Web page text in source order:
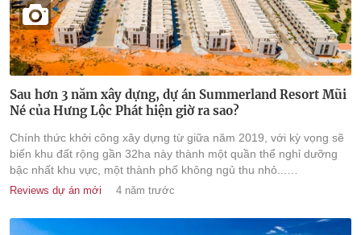
Sau hơn 3 năm xây dựng, dự án Summerland Resort Mũi
Né của Hưng Lộc Phát hiện giờ ra sao?
Chính thức khởi công xây dựng từ giữa năm 2019, với kỳ vọng sẽ
biến khu đất rộng gần 32ha này thành một quần thể nghỉ dưỡng
bậc nhất khu vực, một thành phố không ngủ thu nhỏ...
Summerland Resort Mũi Né đang được xây dựng đến đâu?
Reviews dự án mới 4 năm trước